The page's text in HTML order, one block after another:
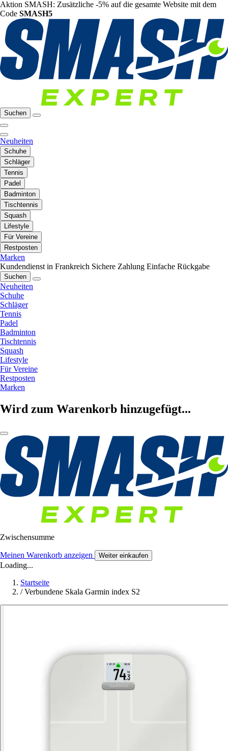
Aktion SMASH: Zusätzliche -5% auf die gesamte Website mit dem
Code SMASH5
Suchen
Neuheiten
Schuhe
Schläger
Tennis
Padel
Badminton
Tischtennis
Squash
Lifestyle
Für Vereine
Restposten
Marken
Kundendienst in Frankreich Sichere Zahlung Einfache Rückgabe
Suchen
Neuheiten
Schuhe
Schläger
Tennis
Padel
Badminton
Tischtennis
Squash
Lifestyle
Für Vereine
Restposten
Marken
Wird zum Warenkorb hinzugefügt...
Zwischensumme
Meinen Warenkorb anzeigen Weiter einkaufen
Loading...
Startseite
/ Verbundene Skala Garmin index S2